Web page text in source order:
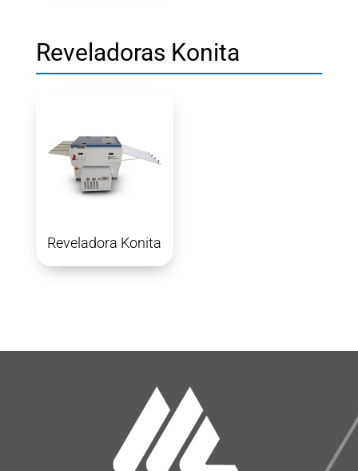
Reveladoras Konita
Reveladora Konita